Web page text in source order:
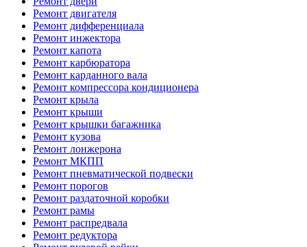
Ремонт двигателя
Ремонт дифференциала
Ремонт инжектора
Ремонт капота
Ремонт карбюратора
Ремонт карданного вала
Ремонт компрессора кондиционера
Ремонт крыла
Ремонт крыши
Ремонт крышки багажника
Ремонт кузова
Ремонт лонжерона
Ремонт МКПП
Ремонт пневматической подвески
Ремонт порогов
Ремонт раздаточной коробки
Ремонт рамы
Ремонт распредвала
Ремонт редуктора